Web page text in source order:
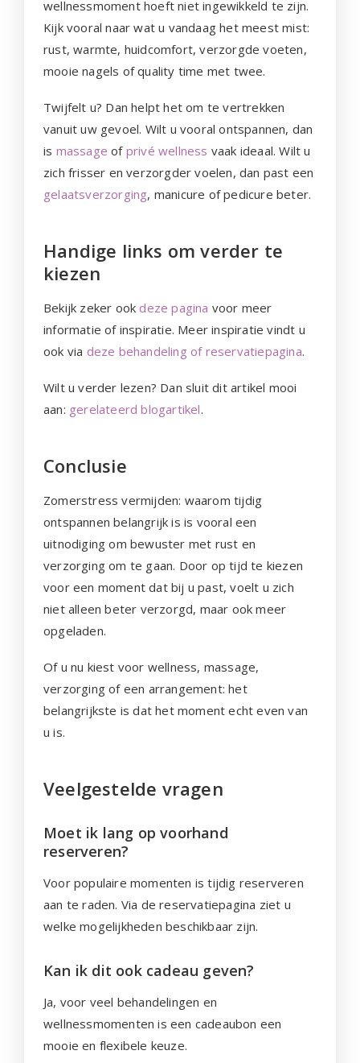
wellnessmoment hoeft niet ingewikkeld te zijn.
Kijk vooral naar wat u vandaag het meest mist:
rust, warmte, huidcomfort, verzorgde voeten,
mooie nagels of quality time met twee.
Twijfelt u? Dan helpt het om te vertrekken
vanuit uw gevoel. Wilt u vooral ontspannen, dan
is massage of privé wellness vaak ideaal. Wilt u
zich frisser en verzorgder voelen, dan past een
gelaatsverzorging, manicure of pedicure beter.
Handige links om verder te
kiezen
Bekijk zeker ookdeze pagina voor meer
informatie of inspiratie. Meer inspiratie vindt u
ook via deze behandeling of reservatiepagina.
Wilt u verder lezen? Dan sluit dit artikel mooi
aan: gerelateerd blogartikel.
Conclusie
Zomerstress vermijden: waarom tijdig
ontspannen belangrijk is is vooral een
uitnodiging om bewuster met rust en
verzorging om te gaan. Door op tijd te kiezen
voor een moment dat bij u past, voelt u zich
niet alleen beter verzorgd, maar ook meer
opgeladen.
Of u nu kiest voor wellness, massage,
verzorging of een arrangement: het
belangrijkste is dat het moment echt even van
u is.
Veelgestelde vragen
Moet ik lang op voorhand
reserveren?
Voor populaire momenten is tijdig reserveren
aan te raden. Via de reservatiepagina ziet u
welke mogelijkheden beschikbaar zijn.
Kan ik dit ook cadeau geven?
Ja, voor veel behandelingen en
wellnessmomenten is een cadeaubon een
mooie en flexibele keuze.